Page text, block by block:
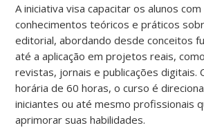
A iniciativa visa capacitar os alunos com
conhecimentos teóricos e práticos
editorial, abordando desde conceitos
até a aplicação em projetos reais,
revistas, jornais e publicações digitais.
horária de 60 horas, o curso é
iniciantes ou até mesmo profissionais
aprimorar suas habilidades.